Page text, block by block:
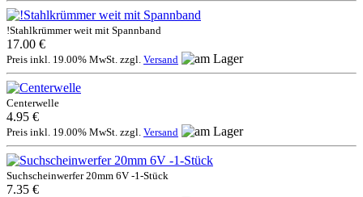
!Stahlkrümmer weit mit Spannband
17.00 €
Preis inkl. 19.00% MwSt. zzgl. Versand
Centerwelle
4.95 €
Preis inkl. 19.00% MwSt. zzgl. Versand
Suchscheinwerfer 20mm 6V -1-Stück
7.35 €